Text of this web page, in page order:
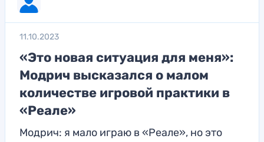
11.10.2023
«Это новая ситуация для меня»:
Модрич высказался о малом
количестве игровой практики в
«Реале»
Модрич: я мало играю в «Реале», но это